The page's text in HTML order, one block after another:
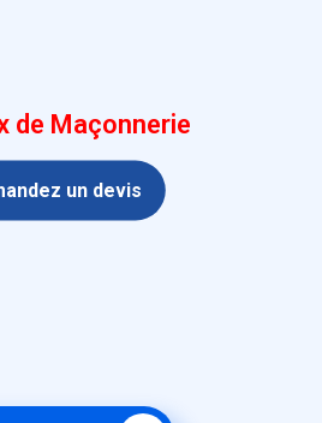
de Maçonnerie
un devis